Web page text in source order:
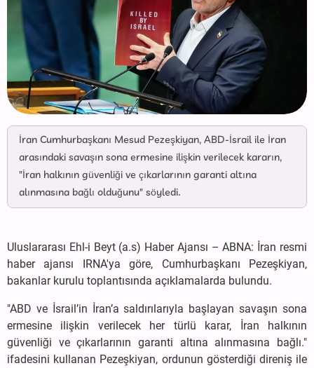
İran Cumhurbaşkanı Mesud Pezeşkiyan, ABD-İsrail ile İran
arasındaki savaşın sona ermesine ilişkin verilecek kararın,
"İran halkının güvenliği ve çıkarlarının garanti altına
alınmasına bağlı olduğunu" söyledi.
Uluslararası Ehl-i Beyt (a.s) Haber Ajansı – ABNA: İran resmi
haber ajansı IRNA'ya göre, Cumhurbaşkanı Pezeşkiyan,
bakanlar kurulu toplantısında açıklamalarda bulundu.
"ABD ve İsrail’in İran’a saldırılarıyla başlayan savaşın sona
ermesine ilişkin verilecek her türlü karar, İran halkının
güvenliği ve çıkarlarının garanti altına alınmasına bağlı."
ifadesini kullanan Pezeşkiyan, ordunun gösterdiği direniş ile